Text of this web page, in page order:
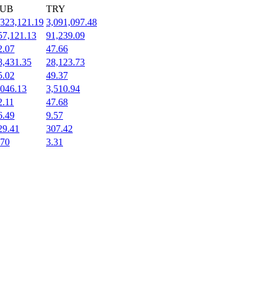
TRY
3,091,097.48
91,239.09
47.66
28,123.73
49.37
3,510.94
47.68
9.57
307.42
3.31